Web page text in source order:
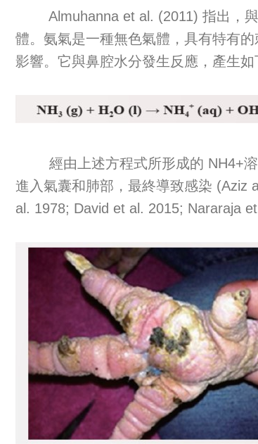
Almuhanna et al. (2011) 指出，與
體。氨氣是一種無色氣體，具有特有
影響。它與鼻腔水分發生反應，產生
經由上述方程式所形成的 NH4+溶
進入氣囊和肺部，最終導致感染 (Aziz
al. 1978; David et al. 2015; Nararaja